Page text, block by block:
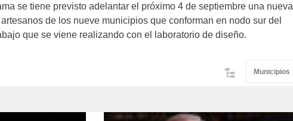
se tiene previsto adelantar el próximo 4 de septiembre una nueva
de los nueve municipios que conforman en nodo sur del
que se viene realizando con el laboratorio de diseño.
Municipios